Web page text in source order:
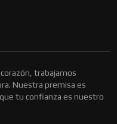
trabajamos
Nuestra premisa es
tu confianza es nuestro